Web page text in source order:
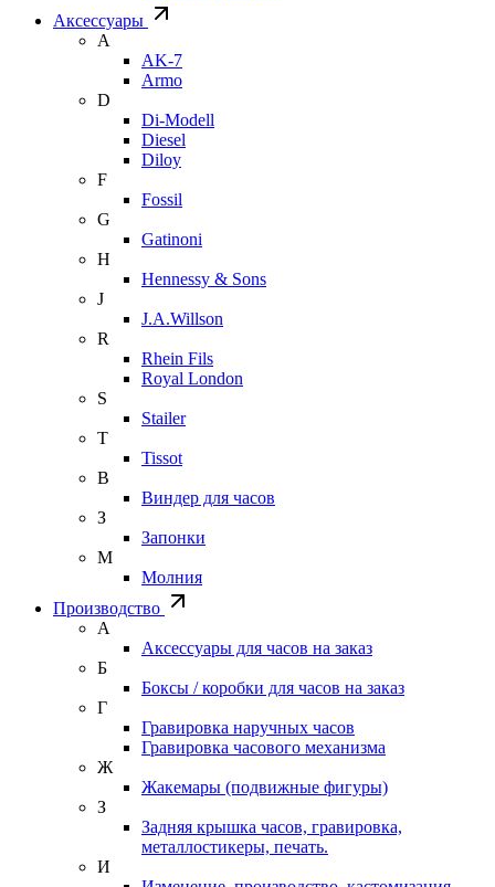
Аксессуары
A
AK-7
Armo
D
Di-Modell
Diesel
Diloy
F
Fossil
G
Gatinoni
H
Hennessy & Sons
J
J.A.Willson
R
Rhein Fils
Royal London
S
Stailer
T
Tissot
В
Виндер для часов
З
Запонки
М
Молния
Производство
А
Аксессуары для часов на заказ
Б
Боксы / коробки для часов на заказ
Г
Гравировка наручных часов
Гравировка часового механизма
Ж
Жакемары (подвижные фигуры)
З
Задняя крышка часов, гравировка,
металлостикеры, печать.
И